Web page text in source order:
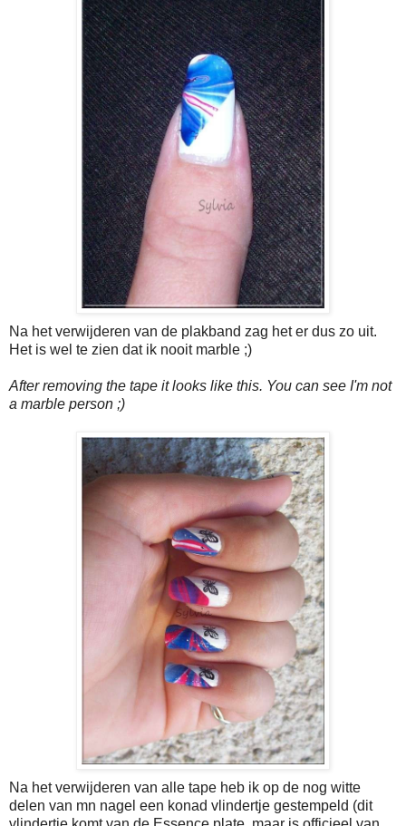
Na het verwijderen van de plakband zag het er dus zo uit.
Het is wel te zien dat ik nooit marble ;)
After removing the tape it looks like this. You can see I'm not
a marble person ;)
Na het verwijderen van alle tape heb ik op de nog witte
delen van mn nagel een konad vlindertje gestempeld (dit